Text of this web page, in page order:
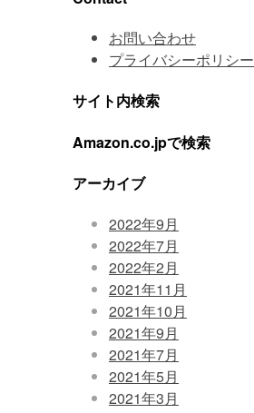
お問い合わせ
プライバシーポリシー
サイト内検索
Amazon.co.jpで検索
アーカイブ
2022年9月
2022年7月
2022年2月
2021年11月
2021年10月
2021年9月
2021年7月
2021年5月
2021年3月